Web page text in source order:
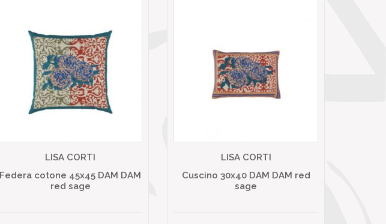
LISA CORTI
Federa cotone 45x45 DAM DAM
red sage
LISA CORTI
Cuscino 30x40 DAM DAM red
sage